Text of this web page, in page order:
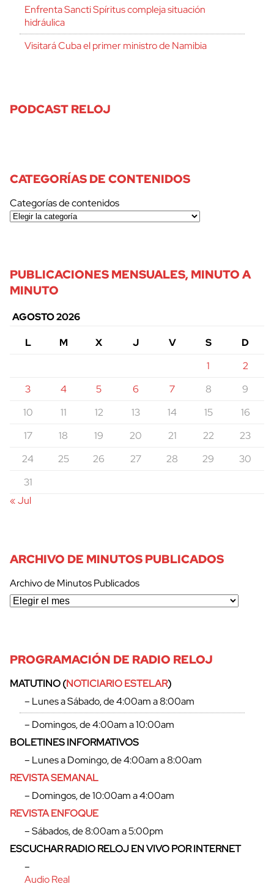
Enfrenta Sancti Spíritus compleja situación
hidráulica
Visitará Cuba el primer ministro de Namibia
PODCAST RELOJ
CATEGORÍAS DE CONTENIDOS
Categorías de contenidos
PUBLICACIONES MENSUALES, MINUTO A
MINUTO
AGOSTO 2026
L
M X J V S
D
1
2
3
4 5 6 7 8
9
10
11 12 13 14 15
16
17
18 19 20 21 22
23
24
25 26 27 28 29
30
31
« Jul
ARCHIVO DE MINUTOS PUBLICADOS
Archivo de Minutos Publicados
PROGRAMACIÓN DE RADIO RELOJ
MATUTINO (NOTICIARIO ESTELAR)
– Lunes a Sábado, de 4:00am a 8:00am
– Domingos, de 4:00am a 10:00am
BOLETINES INFORMATIVOS
– Lunes a Domingo, de 4:00am a 8:00am
REVISTA SEMANAL
– Domingos, de 10:00am a 4:00am
REVISTA ENFOQUE
– Sábados, de 8:00am a 5:00pm
ESCUCHAR RADIO RELOJ EN VIVO POR INTERNET
–
Audio Real